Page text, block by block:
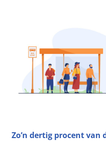
Zo’n dertig procent van